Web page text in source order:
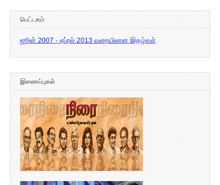
பெட்டகம்
ஜூன் 2007 - ஏப்ரல் 2013 வரையிலான இதழ்கள்
இணைப்புகள்